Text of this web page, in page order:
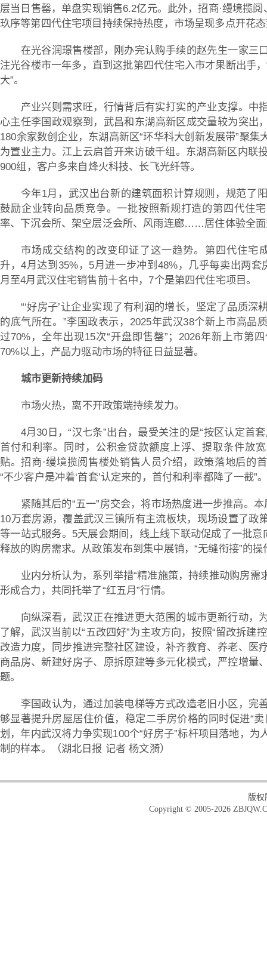
层当日售罄，单盘实现销售6.2亿元。此外，招商·缦境揽阅
玖序等第四代住宅项目持续保持热度，市场呈现多点开花
在光谷润璟售楼部，刚办完认购手续的赵先生一家三
注光谷楼市一年多，直到这批第四代住宅入市才果断出手
大”。
产业兴则需求旺，行情背后有实打实的产业支撑。中
心主任李国政观察到，武昌和东湖高新区成交量较为突出
180余家数创企业，东湖高新区“环华科大创新发展带”聚集
为置业主力。江上云启首开来访破千组。东湖高新区内联
900组，客户多来自烽火科技、长飞光纤等。
今年1月，武汉出台新的建筑面积计算规则，规范了
鼓励企业转向品质竞争。一批按照新规打造的第四代住
率、下沉会所、架空层泛会所、风雨连廊……居住体验全
市场成交结构的改变印证了这一趋势。第四代住宅
升，4月达到35%，5月进一步冲到48%，几乎每卖出两
月至4月武汉住宅销售前十名中，7个是第四代住宅项目。
“‘好房子’让企业实现了有利润的增长，坚定了品质深
的底气所在。”李国政表示，2025年武汉38个新上市高品
过70%，全年出现15次“开盘即售罄”；2026年新上市第
70%以上，产品力驱动市场的特征日益显著。
城市更新持续加码
市场火热，离不开政策端持续发力。
4月30日，“汉七条”出台，最受关注的是“按区认定首
首付和利率。同时，公积金贷款额度上浮、提取条件放
贴。招商·缦境揽阅售楼处销售人员介绍，政策落地后的
“不少客户是冲着‘首套’认定来的，首付和利率都降了一截”
紧随其后的“五一”房交会，将市场热度进一步推高。
10万套房源，覆盖武汉三镇所有主流板块，现场设置了政
等一站式服务。5天展会期间，线上线下联动促成了一批意
释放的购房需求。从政策发布到集中展销，“无缝衔接”的
业内分析认为，系列举措“精准施策，持续推动购房需
形成合力，共同托举了“红五月”行情。
向纵深看，武汉正在推进更大范围的城市更新行动，
了解，武汉当前以“五改四好”为主攻方向，按照“留改拆建
改造力度，同步推进完整社区建设，补齐教育、养老、医
商品房、新建好房子、原拆原建等多元化模式，严控增量
题。
李国政认为，通过加装电梯等方式改造老旧小区，完
够显著提升房屋居住价值，稳定二手房价格的同时促进“
划，年内武汉将力争实现100个“好房子”标杆项目落地，为
制的样本。（湖北日报 记者 杨文漪）
版权
Copyright © 2005-2026